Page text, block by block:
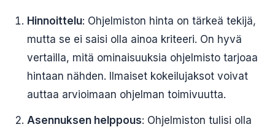
Hinnoittelu: Ohjelmiston hinta on tärkeä tekijä,
mutta se ei saisi olla ainoa kriteeri. On hyvä
vertailla, mitä ominaisuuksia ohjelmisto tarjoaa
hintaan nähden. Ilmaiset kokeilujaksot voivat
auttaa arvioimaan ohjelman toimivuutta.
Asennuksen helppous: Ohjelmiston tulisi olla